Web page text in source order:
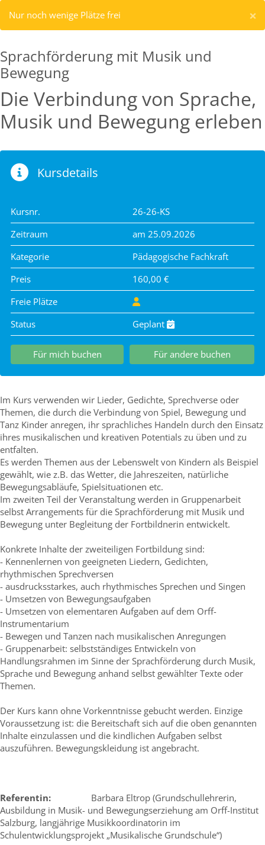
×
Nur noch wenige Plätze frei
Sprachförderung mit Musik und
Bewegung
Die Verbindung von Sprache,
Musik und Bewegung erleben
Kursdetails
Kursnr.
26-26-KS
Zeitraum
am 25.09.2026
Kategorie
Pädagogische Fachkraft
Preis
160,00 €
Freie Plätze
Status
Geplant
Für mich buchen Für andere buchen
Im Kurs verwenden wir Lieder, Gedichte, Sprechverse oder
Themen, die durch die Verbindung von Spiel, Bewegung und
Tanz Kinder anregen, ihr sprachliches Handeln durch den Einsatz
ihres musikalischen und kreativen Potentials zu üben und zu
entfalten.
Es werden Themen aus der Lebenswelt von Kindern als Beispiel
gewählt, wie z.B. das Wetter, die Jahreszeiten, natürliche
Bewegungsabläufe, Spielsituationen etc.
Im zweiten Teil der Veranstaltung werden in Gruppenarbeit
selbst Arrangements für die Sprachförderung mit Musik und
Bewegung unter Begleitung der Fortbildnerin entwickelt.
Konkrete Inhalte der zweiteiligen Fortbildung sind:
- Kennenlernen von geeigneten Liedern, Gedichten,
rhythmischen Sprechversen
- ausdrucksstarkes, auch rhythmisches Sprechen und Singen
- Umsetzen von Bewegungsaufgaben
- Umsetzen von elementaren Aufgaben auf dem Orff-
Instrumentarium
- Bewegen und Tanzen nach musikalischen Anregungen
- Gruppenarbeit: selbstständiges Entwickeln von
Handlungsrahmen im Sinne der Sprachförderung durch Musik,
Sprache und Bewegung anhand selbst gewählter Texte oder
Themen.
Der Kurs kann ohne Vorkenntnisse gebucht werden. Einzige
Voraussetzung ist: die Bereitschaft sich auf die oben genannten
Inhalte einzulassen und die kindlichen Aufgaben selbst
auszuführen. Bewegungskleidung ist angebracht.
Referentin: Barbara Eltrop (Grundschullehrerin,
Ausbildung in Musik- und Bewegungserziehung am Orff-Institut
Salzburg, langjährige Musikkoordinatorin im
Schulentwicklungsprojekt „Musikalische Grundschule“)